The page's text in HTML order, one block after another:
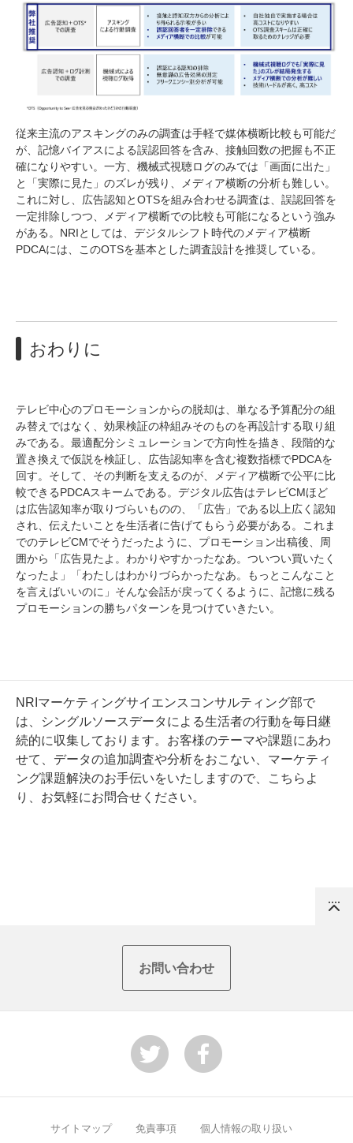
従来主流のアスキングのみの調査は手軽で媒体横断比較も可能だ
が、記憶バイアスによる誤認回答を含み、接触回数の把握も不正
確になりやすい。一方、機械式視聴ログのみでは「画面に出た」
と「実際に見た」のズレが残り、メディア横断の分析も難しい。
これに対し、広告認知とOTSを組み合わせる調査は、誤認回答を
一定排除しつつ、メディア横断での比較も可能になるという強み
がある。NRIとしては、デジタルシフト時代のメディア横断
PDCAには、このOTSを基本とした調査設計を推奨している。
おわりに
テレビ中心のプロモーションからの脱却は、単なる予算配分の組
み替えではなく、効果検証の枠組みそのものを再設計する取り組
みである。最適配分シミュレーションで方向性を描き、段階的な
置き換えで仮説を検証し、広告認知率を含む複数指標でPDCAを
回す。そして、その判断を支えるのが、メディア横断で公平に比
較できるPDCAスキームである。デジタル広告はテレビCMほど
は広告認知率が取りづらいものの、「広告」である以上広く認知
され、伝えたいことを生活者に告げてもらう必要がある。これま
でのテレビCMでそうだったように、プロモーション出稿後、周
囲から「広告見たよ。わかりやすかったなあ。ついつい買いたく
なったよ」「わたしはわかりづらかったなあ。もっとこんなこと
を言えばいいのに」そんな会話が戻ってくるように、記憶に残る
プロモーションの勝ちパターンを見つけていきたい。
NRIマーケティングサイエンスコンサルティング部で
は、シングルソースデータによる生活者の行動を毎日継
続的に収集しております。お客様のテーマや課題にあわ
せて、データの追加調査や分析をおこない、マーケティ
ング課題解決のお手伝いをいたしますので、
こちら よ
り、お気軽にお問合せください。
お問い合わせ
サイトマップ 免責事項 個人情報の取り扱い